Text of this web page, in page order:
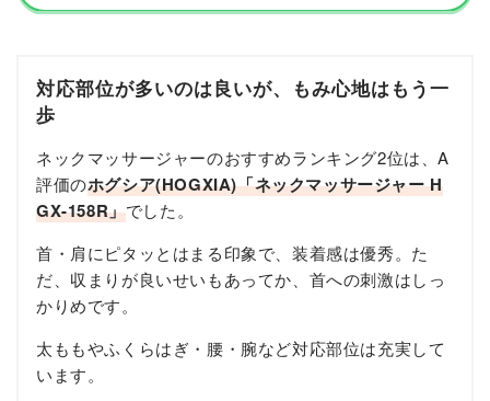
対応部位が多いのは良いが、もみ心地はもう一
歩
ネックマッサージャーのおすすめランキング2位は、A
評価のホグシア(HOGXIA)「ネックマッサージャー H
GX-158R」でした。
首・肩にピタッとはまる印象で、装着感は優秀。た
だ、収まりが良いせいもあってか、首への刺激はしっ
かりめです。
太ももやふくらはぎ・腰・腕など対応部位は充実して
います。